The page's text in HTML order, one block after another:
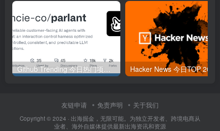
Github Trending 今日热门项目 | 2025-09-06
友链申请 免责声明 关于我们
Copyright © 2024 · 出海掘金，无限可能。为独立开发者、跨境电商从
业者、海外自媒体提供最新出海资讯和资源